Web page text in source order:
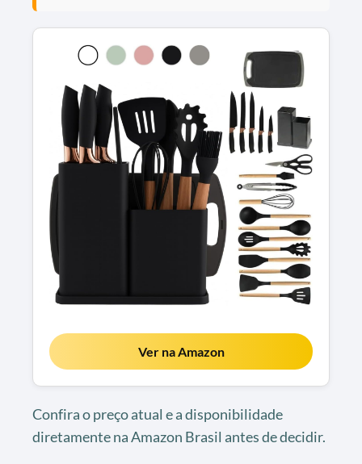
Ver na Amazon
Confira o preço atual e a disponibilidade
diretamente na Amazon Brasil antes de decidir.